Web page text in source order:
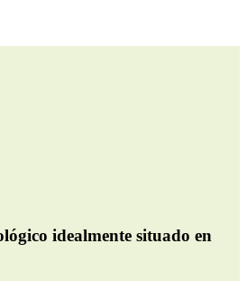
idealmente situado en